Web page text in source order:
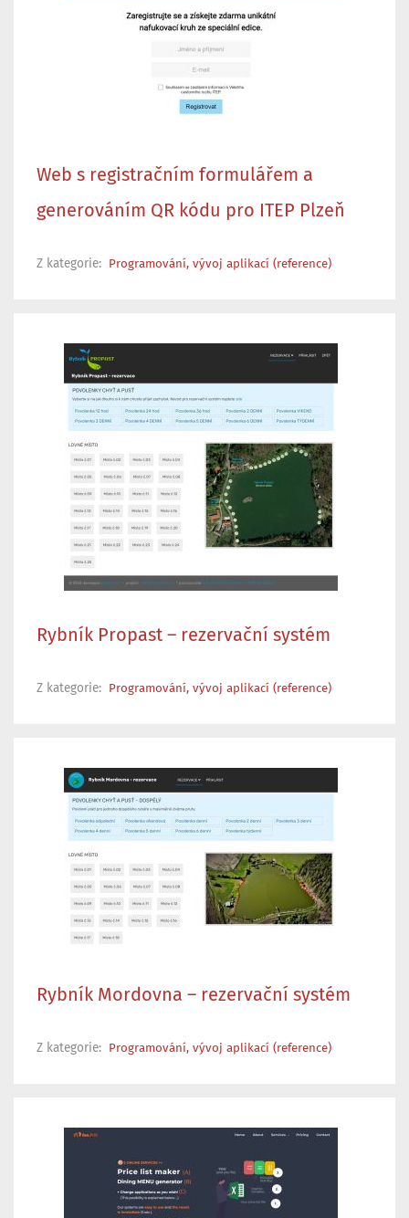
Web s registračním formulářem a
generováním QR kódu pro ITEP Plzeň
Z kategorie: Programování, vývoj aplikací (reference)
Rybník Propast – rezervační systém
Z kategorie: Programování, vývoj aplikací (reference)
Rybník Mordovna – rezervační systém
Z kategorie: Programování, vývoj aplikací (reference)